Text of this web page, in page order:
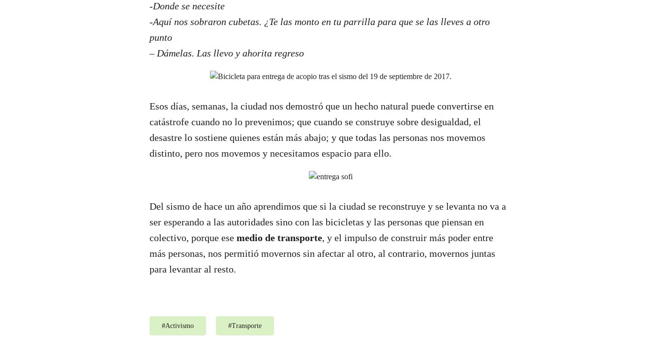
-Donde se necesite
-Aquí nos sobraron cubetas. ¿Te las monto en tu parrilla para que se las lleves a otro
punto
– Dámelas. Las llevo y ahorita regreso
Esos días, semanas, la ciudad nos demostró que un hecho natural puede convertirse en
catástrofe cuando no lo prevenimos; que cuando se construye sobre desigualdad, el
desastre lo sostiene quienes están más abajo; y que todas las personas nos movemos
distinto, pero nos movemos y necesitamos espacio para ello.
Del sismo de hace un año aprendimos que si la ciudad se reconstruye y se levanta no va a
ser esperando a las autoridades sino con las bicicletas y las personas que piensan en
colectivo, porque ese medio de transporte, y el impulso de construir más poder entre
más personas, nos permitió movernos sin afectar al otro, al contrario, movernos juntas
para levantar al resto.
#Activismo #Transporte